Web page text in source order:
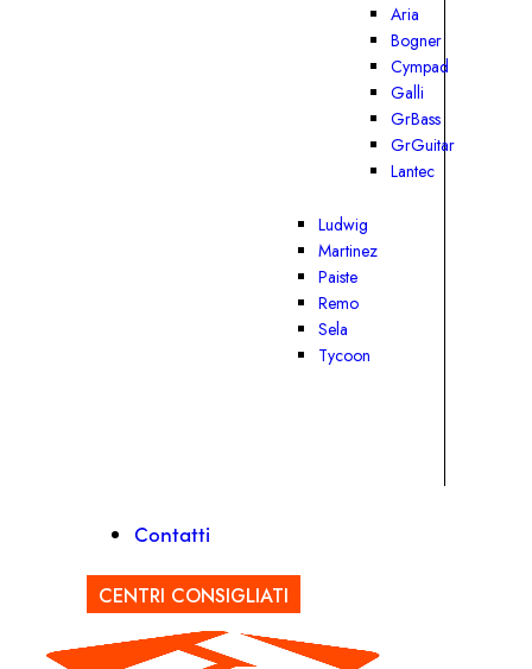
Aria
Bogner
Cympad
Galli
GrBass
GrGuitar
Lantec
Ludwig
Martinez
Paiste
Remo
Sela
Tycoon
Contatti
CENTRI CONSIGLIATI